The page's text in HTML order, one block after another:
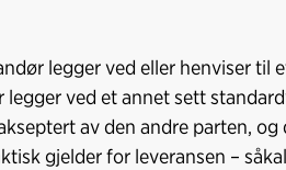
legger ved eller henviser til
legger ved et annet sett
av den andre parten,
gjelder for leveransen –